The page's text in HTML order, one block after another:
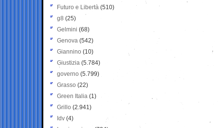
Futuro e Libertà (510)
g8 (25)
Gelmini (68)
Genova (542)
Giannino (10)
Giustizia (5.784)
governo (5.799)
Grasso (22)
Green Italia (1)
Grillo (2.941)
Idv (4)